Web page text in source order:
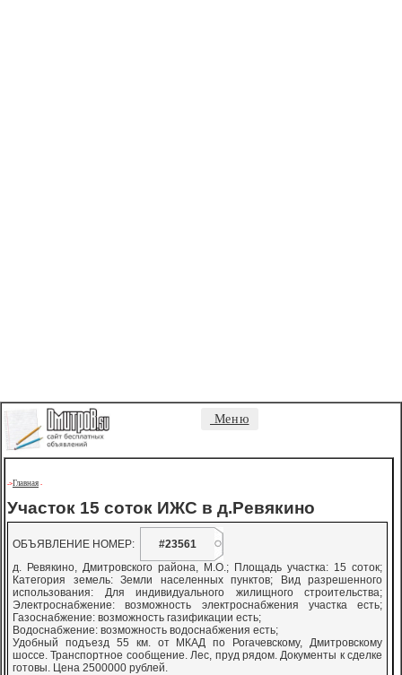
Меню
->Главная -
Участок 15 соток ИЖС в д.Ревякино
ОБЪЯВЛЕНИЕ НОМЕР:
#23561
д. Ревякино, Дмитровского района, М.О.; Площадь участка: 15 соток;
Категория земель: Земли населенных пунктов; Вид разрешенного
использования: Для индивидуального жилищного строительства;
Электроснабжение: возможность электроснабжения участка есть;
Газоснабжение: возможность газификации есть;
Водоснабжение: возможность водоснабжения есть;
Удобный подъезд 55 км. от МКАД по Рогачевскому, Дмитровскому
шоссе. Транспортное сообщение. Лес, пруд рядом. Документы к сделке
готовы. Цена 2500000 рублей.